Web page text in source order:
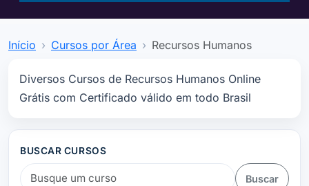
Início Cursos por Área Recursos Humanos
Diversos Cursos de Recursos Humanos Online
Grátis com Certificado válido em todo Brasil
BUSCAR CURSOS
Buscar